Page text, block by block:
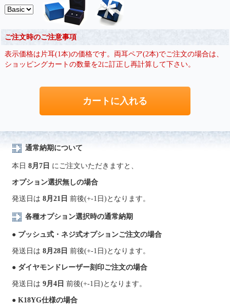
ご注文時のご注意事項
表示価格は片耳(1本)の価格です。両耳ペア(2本)でご注文の場合は、
ショッピングカートの数量を2に訂正し再計算して下さい。
通常納期について
本日 8月7日 にご注文いただきますと、
オプション選択無しの場合
発送日は 8月21日 前後(+-1日)となります。
各種オプション選択時の通常納期
● プッシュ式・ネジ式オプションご注文の場合
発送日は 8月28日 前後(+-1日)となります。
● ダイヤモンドレーザー刻印ご注文の場合
発送日は 9月4日 前後(+-1日)となります。
● K18YG仕様の場合